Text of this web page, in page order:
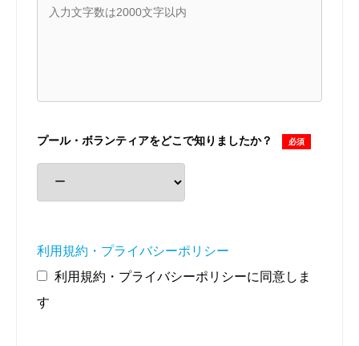
プール・ボランティアをどこで知りましたか？ 必須
利用規約・プライバシーポリシー
利用規約・プライバシーポリシーに同意しま
す